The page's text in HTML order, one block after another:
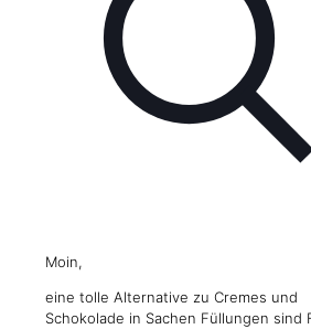
Moin,
eine tolle Alternative zu Cremes und
Schokolade in Sachen Füllungen sind